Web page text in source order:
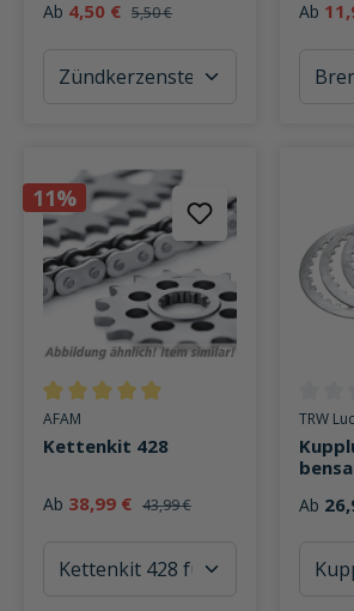
Ab 4,50 € 5,50 € Ab
11%
Durchschnittliche Bewertung von 4.9 von
AFAM
Kettenkit 428
Ab 38,99 € 43,99 €
TRW
Ab